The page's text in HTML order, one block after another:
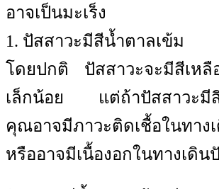
อาจเป็นมะเร็ง
1. ปัสสาวะมีสีน้ำตาลเข้ม
โดยปกติ ปัสสาวะจะมีสีเหลื
เล็กน้อย แต่ถ้าปัสสาวะมีสี
คุณอาจมีภาวะติดเชื้อในทาง
หรืออาจมีเนื้องอกในทางเดิน